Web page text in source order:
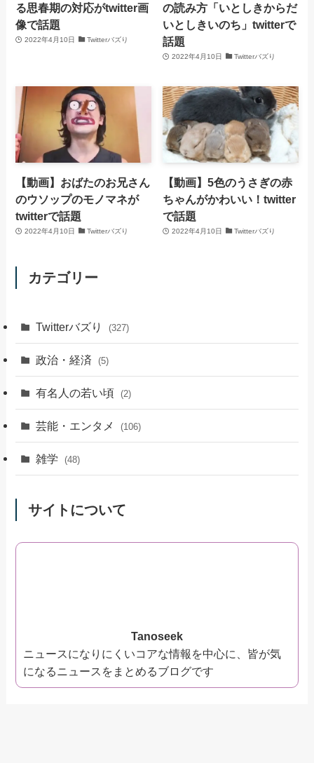
る思春期の対応がtwitter画
像で話題
2022年4月10日 Twitterバズり
の読み方「いとしきからだ
いとしきいのち」twitterで
話題
2022年4月10日 Twitterバズり
【動画】おばたのお兄さん
のウソップのモノマネが
twitterで話題
2022年4月10日 Twitterバズり
【動画】5色のうさぎの赤
ちゃんがかわいい！twitter
で話題
2022年4月10日 Twitterバズり
カテゴリー
Twitterバズり (327)
政治・経済 (5)
有名人の若い頃 (2)
芸能・エンタメ (106)
雑学 (48)
サイトについて
Tanoseek
ニュースになりにくいコアな情報を中心に、皆が気
になるニュースをまとめるブログです